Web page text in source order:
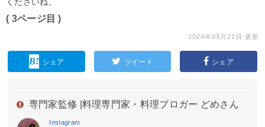
( 3ページ目 )
2024年03月21日 更新
シェア ツイート シェア
専門家監修 | 料理専門家・料理ブロガー どめさん
Instagram